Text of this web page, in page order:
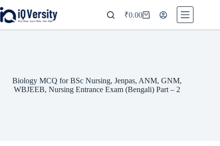
₹0.00
Biology MCQ for BSc Nursing, Jenpas, ANM, GNM,
WBJEEB, Nursing Entrance Exam (Bengali) Part – 2